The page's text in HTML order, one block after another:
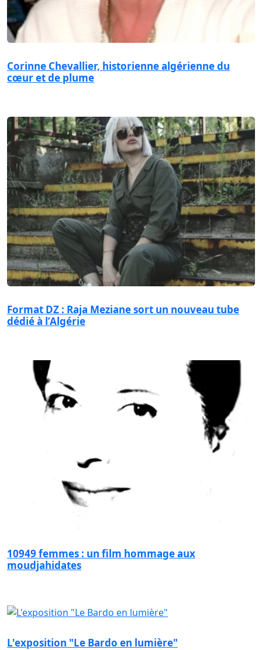
Corinne Chevallier, historienne algérienne du
cœur et de plume
Format DZ : Raja Meziane sort un nouveau tube
dédié à l’Algérie
10949 femmes : un film hommage aux
moudjahidates
L'exposition "Le Bardo en lumière"